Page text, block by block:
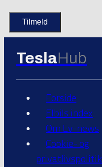
TeslaHub
Forside
Elbils index
Om Ev-news
Cookie- og
privatlivspolitik